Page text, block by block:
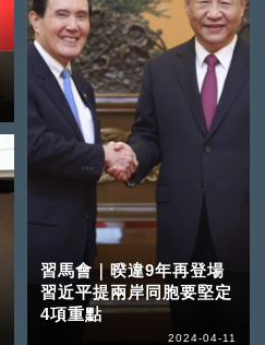
習馬會｜暌違9年再登場
習近平提兩岸同胞要堅定
4項重點
2024-04-11